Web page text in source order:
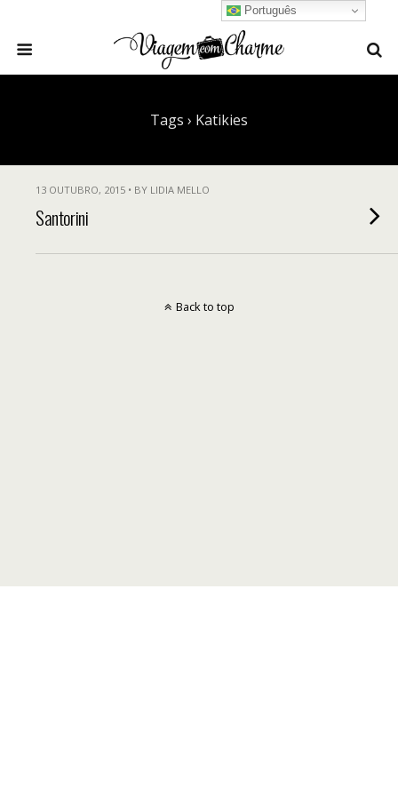
Tags › Katikies
13 OUTUBRO, 2015 • BY LIDIA MELLO
Santorini
Português
Back to top